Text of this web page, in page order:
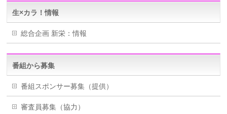
生×カラ！情報
総合企画 新栄：情報
番組から募集
番組スポンサー募集（提供）
審査員募集（協力）